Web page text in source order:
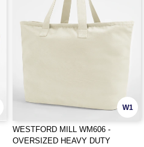
W1
WESTFORD MILL WM606 -
OVERSIZED HEAVY DUTY